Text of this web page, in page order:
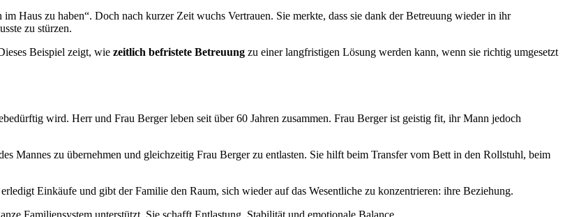
Haus zu haben“. Doch nach kurzer Zeit wuchs Vertrauen. Sie merkte, dass sie dank der Betreuung wieder in ihr
zu stürzen.
Beispiel zeigt, wie zeitlich befristete Betreuung zu einer langfristigen Lösung werden kann, wenn sie richtig umgesetzt
wird. Herr und Frau Berger leben seit über 60 Jahren zusammen. Frau Berger ist geistig fit, ihr Mann jedoch
Mannes zu übernehmen und gleichzeitig Frau Berger zu entlasten. Sie hilft beim Transfer vom Bett in den Rollstuhl, beim
Einkäufe und gibt der Familie den Raum, sich wieder auf das Wesentliche zu konzentrieren: ihre Beziehung.